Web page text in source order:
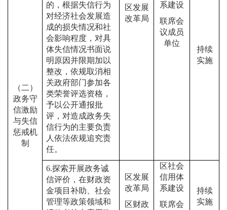
（二）
政务守
信激励
与失信
惩戒机
制
区发展
改革局
系建设
联席会
议成员
单位
的，根据失信行为
对经济社会发展造
成的损失情况和社
会影响程度，对具
体失信情况书面说
明原因并限期加以
整改，依规取消相
关政府部门参加各
类荣誉评选资格，
予以公开通报批
评，对造成政务失
信行为的主要负责
人依法依规追究责
任。
持续
实施
6.探索开展政务诚
信评价，在财政资
金项目补助、社会
管理等政策领域和
区发展
改革局
区财政
区社会
信用体
系建设
联席会
持续
实施